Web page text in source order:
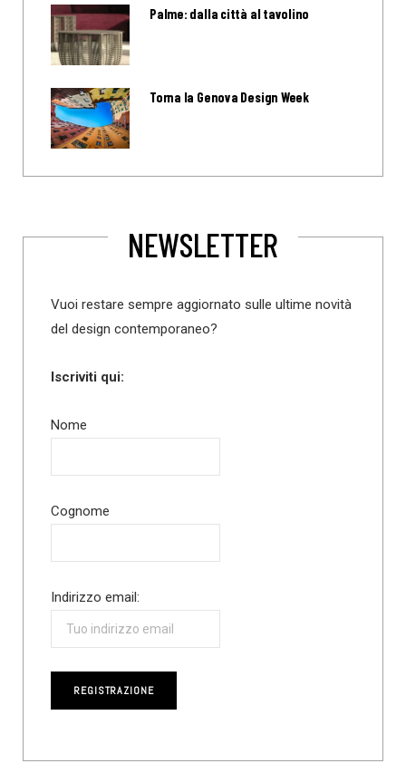
Palme: dalla città al tavolino
Torna la Genova Design Week
NEWSLETTER
Vuoi restare sempre aggiornato sulle ultime novità
del design contemporaneo?
Iscriviti qui:
Nome
Cognome
Indirizzo email: